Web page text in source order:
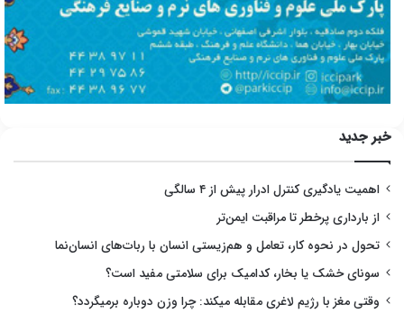
خبر جدید
اهمیت یادگیری کنترل ادرار پیش از ۴ سالگی
از بارداری پرخطر تا مراقبت ایمن‌تر
تحول در نحوه کار، تعامل و هم‌زیستی انسان با ربات‌های انسان‌نما
سونای خشک یا بخار، کدامیک برای سلامتی مفید است؟
وقتی مغز با رژیم لاغری مقابله میکند: چرا وزن دوباره برمیگردد؟